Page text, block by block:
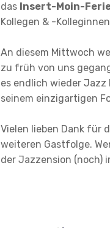
das Insert-Moin-
Kollegen & -
An diesem Mittwoch
zu früh von uns
es endlich wieder Jazz
seinem einzigartigen
Vielen lieben Dank für
weiteren Gastfolge.
der Jazzension (noch)